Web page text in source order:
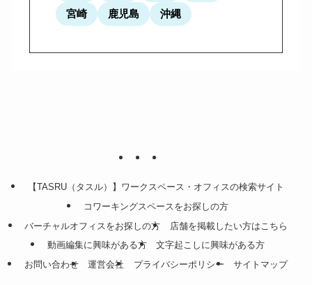
宮崎
鹿児島 沖縄
【TASRU（タスル）】ワークスペース・オフィスの検索サイト
コワーキングスペースをお探しの方
バーチャルオフィスをお探しの方
店舗を掲載したい方はこちら
動画編集に興味がある方
文字起こしに興味がある方
お問い合わせ
運営会社 プライバシーポリシー サイトマップ